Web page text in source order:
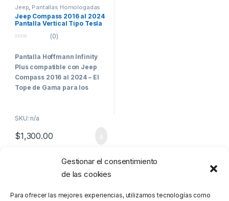
Gestionar el consentimiento
de las cookies
Para ofrecer las mejores experiencias, utilizamos tecnologías como
Jeep Pantallas Homologadas
Vehículos Comerciales
Jeep Compass 2016 al 2024
Pantalla Vertical Tipo Tesla
CarPlay Android Auto
u
t
o
f
5
(0)
Pantalla Hoffmann Infinity
Plus compatible con Jeep
Compass 2016 al 2024 – El
Tope de Gama para los
LaPantalla Vertical
pulgadas tipo Tesla
Compass 2016 – 2024
y una conectividad completa.
entrada de gama que
SKU: n/a
$1,300.00
Mostrando el único resultado